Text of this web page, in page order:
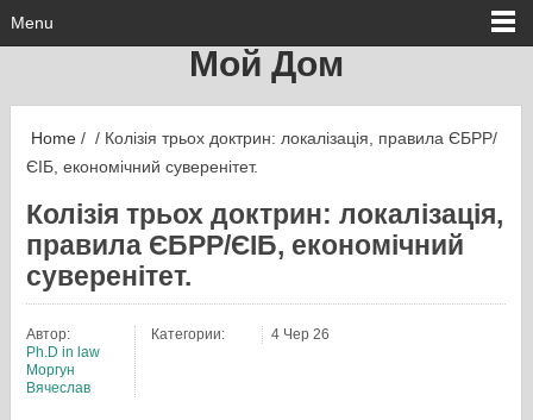
Menu
Мой Дом
Home / / Колізія трьох доктрин: локалізація, правила ЄБРР/
ЄІБ, економічний суверенітет.
Колізія трьох доктрин: локалізація,
правила ЄБРР/ЄІБ, економічний
суверенітет.
Автор:
Ph.D in law
Моргун
Вячеслав
Категории: 4 Чер 26